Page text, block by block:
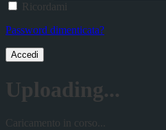
Ricordami
Password dimenticata?
Accedi
Uploading...
Caricamento in corso...